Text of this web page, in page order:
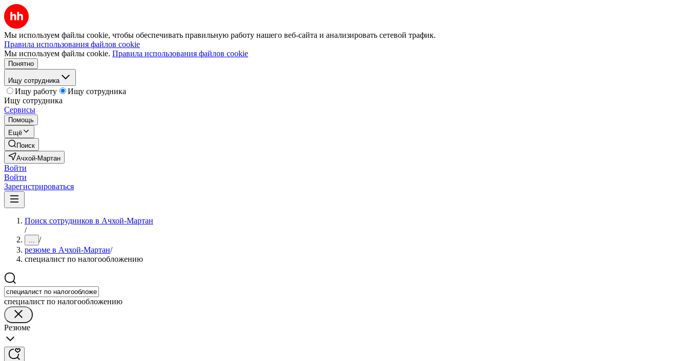
Мы используем файлы cookie, чтобы обеспечивать правильную работу нашего веб-сайта и анализировать сетевой трафик.
Правила использования файлов cookie
Мы используем файлы cookie. Правила использования файлов cookie
Понятно
Ищу сотрудника
Ищу работу
Ищу сотрудника
Ищу сотрудника
Сервисы
Помощь
Ещё
Поиск
Ачхой-Мартан
Войти
Войти
Зарегистрироваться
Поиск сотрудников в Ачхой-Мартан
/
... /
резюме в Ачхой-Мартан/
специалист по налогообложению
специалист по налогообложению
Резюме